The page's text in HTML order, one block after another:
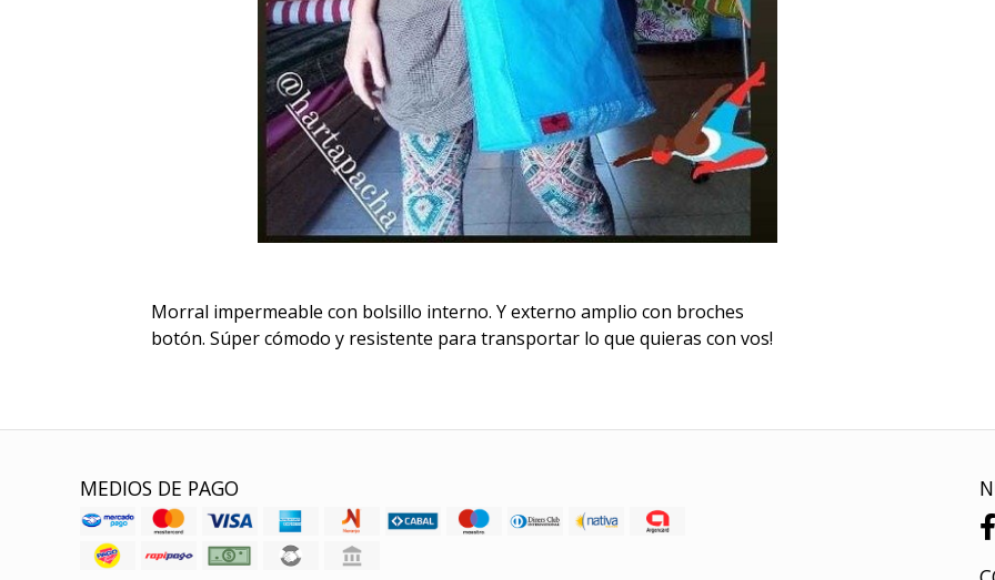
Morral impermeable con bolsillo interno. Y externo amplio con broches
botón. Súper cómodo y resistente para transportar lo que quieras con vos!
MEDIOS DE PAGO